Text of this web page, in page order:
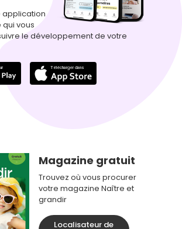
application
vous
le développement de votre
Magazine gratuit
Trouvez où vous procurer
votre magazine Naître et
grandir
Localisateur de